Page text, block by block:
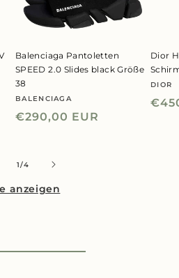
Balenciaga Pantoletten
SPEED 2.0 Slides black Größe
38
Anbieter:
BALENCIAGA
Normaler
€290,00 EUR
Dior
DIOR
1/von
4
anzeigen